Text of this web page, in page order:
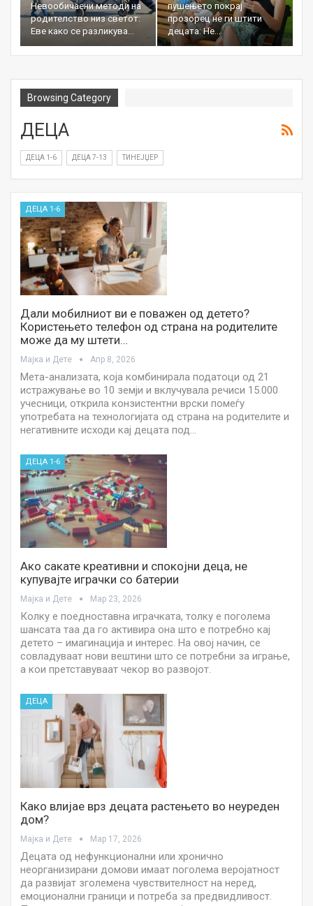
Невообичаени методи на
родителство низ светот:
Еве како се разликува…
пушењето покрај
прозорец не ги штити
децата: Не…
Browsing Category
ДЕЦА
ДЕЦА 1-6 ДЕЦА 7-13 ТИНЕЈЏЕР
ДЕЦА 1-6
Дали мобилниот ви е поважен од детето?
Користењето телефон од страна на родителите
може да му штети…
Мајка и Дете Апр 8, 2026
Мета-анализата, која комбинирала податоци од 21
истражување во 10 земји и вклучувала речиси 15.000
учесници, открила конзистентни врски помеѓу
употребата на технологијата од страна на родителите и
негативните исходи кај децата под…
ДЕЦА 1-6
Aко сакате креативни и спокојни деца, не
купувајте играчки со батерии
Мајка и Дете Мар 23, 2026
Колку е поедноставна играчката, толку е поголема
шансата таа да го активира она што е потребно кај
детето – имагинација и интерес. На овој начин, се
совладуваат нови вештини што се потребни за играње,
а кои претставуваат чекор во развојот.
ДЕЦА
Како влијае врз децата растењето во неуреден
дом?
Мајка и Дете Мар 17, 2026
Децата од нефункционални или хронично
неорганизирани домови имаат поголема веројатност
да развијат зголемена чувствителност на неред,
емоционални граници и потреба за предвидливост.